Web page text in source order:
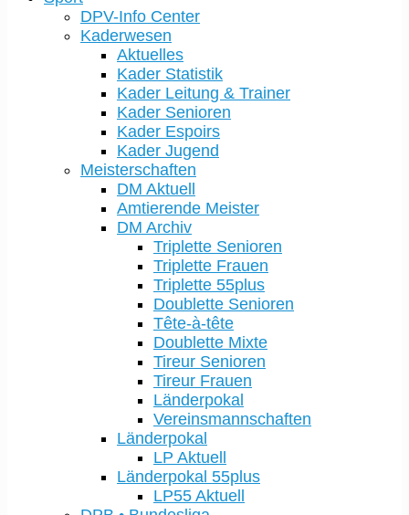
DPV-Info Center
Kaderwesen
Aktuelles
Kader Statistik
Kader Leitung & Trainer
Kader Senioren
Kader Espoirs
Kader Jugend
Meisterschaften
DM Aktuell
Amtierende Meister
DM Archiv
Triplette Senioren
Triplette Frauen
Triplette 55plus
Doublette Senioren
Tête-à-tête
Doublette Mixte
Tireur Senioren
Tireur Frauen
Länderpokal
Vereinsmannschaften
Länderpokal
LP Aktuell
Länderpokal 55plus
LP55 Aktuell